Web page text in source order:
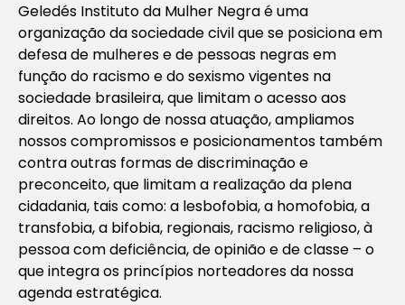
Geledés Instituto da Mulher Negra é uma
organização da sociedade civil que se posiciona em
defesa de mulheres e de pessoas negras em
função do racismo e do sexismo vigentes na
sociedade brasileira, que limitam o acesso aos
direitos. Ao longo de nossa atuação, ampliamos
nossos compromissos e posicionamentos também
contra outras formas de discriminação e
preconceito, que limitam a realização da plena
cidadania, tais como: a lesbofobia, a homofobia, a
transfobia, a bifobia, regionais, racismo religioso, à
pessoa com deficiência, de opinião e de classe – o
que integra os princípios norteadores da nossa
agenda estratégica.